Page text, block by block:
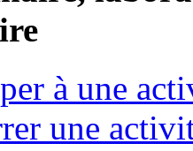
à une
une